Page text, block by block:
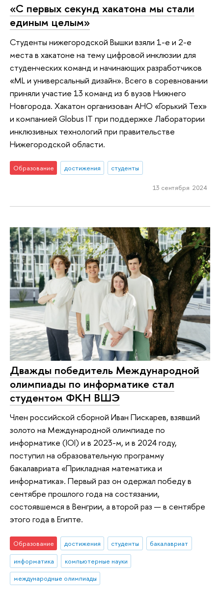
«С первых секунд хакатона мы стали
единым целым»
Студенты нижегородской Вышки взяли 1-е и 2-е
места в хакатоне на тему цифровой инклюзии для
студенческих команд и начинающих разработчиков
«ML и универсальный дизайн». Всего в соревновании
приняли участие 13 команд из 6 вузов Нижнего
Новгорода. Хакатон организован АНО «Горький Тех»
и компанией Globus IT при поддержке Лаборатории
инклюзивных технологий при правительстве
Нижегородской области.
Образование достижения студенты
13 сентября 2024
Дважды победитель Международной
олимпиады по информатике стал
студентом ФКН ВШЭ
Член российской сборной Иван Пискарев, взявший
золото на Международной олимпиаде по
информатике (IOI) и в 2023-м, и в 2024 году,
поступил на образовательную программу
бакалавриата «Прикладная математика и
информатика». Первый раз он одержал победу в
сентябре прошлого года на состязании,
состоявшемся в Венгрии, а второй раз — в сентябре
этого года в Египте.
Образование достижения студенты
бакалавриат
информатика
компьютерные науки
международные олимпиады